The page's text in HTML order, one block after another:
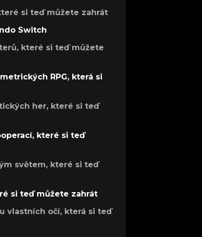
si teď můžete zahrát
Switch
které si teď můžete
RPG, která si
her, které si teď
které si teď
světem, které si teď
si teď můžete zahrát
vlastních očí, která si teď